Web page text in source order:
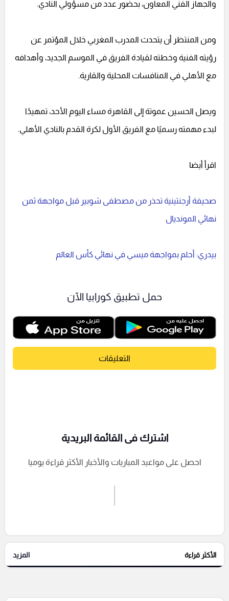
والجهاز الفني المعاون، بحضور عدد من مسؤولي النادي.
ومن المنتظر أن يتحدث المدرب المغربي خلال المؤتمر عن
رؤيته الفنية وخطته لقيادة الفريق في الموسم الجديد، وأهدافه
مع الأهلي في المنافسات المحلية والقارية.
ويصل الحسين عموتة إلى القاهرة مساء اليوم الأحد، تمهيدًا
لبدء مهمته رسميًا مع الفريق الأول لكرة القدم بالنادي الأهلي.
اقرأ أيضا
صحيفة أرجنتينية تحذر من مصطفى شوبير قبل مواجهة ثمن
نهائي المونديال
بيدري: أحلم بمواجهة ميسي في نهائي كأس العالم
حمل تطبيق كورابيا الآن
التعليقات
إرسال تعليق
التعليقات السابقة
اشترك فى القائمة البريدية
احصل على مواعيد المباريات والأخبار الأكثر قراءة يوميا
الأكثر قراءة المزيد